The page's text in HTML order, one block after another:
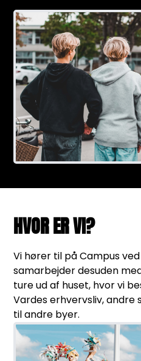
HVOR ER VI?
Vi hører til på Campus ved
samarbejder desuden
ture ud af huset, hvor vi
Vardes erhvervsliv,
til andre byer.